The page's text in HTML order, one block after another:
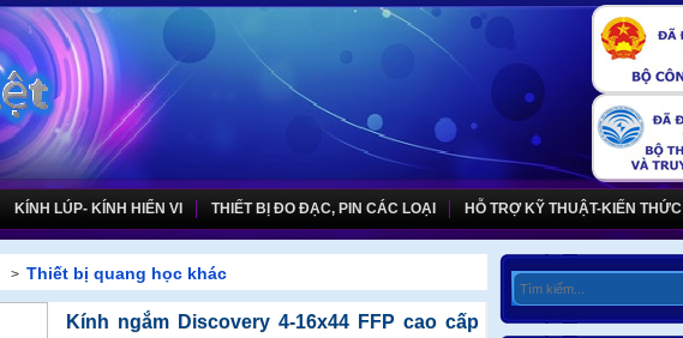
KÍNH LÚP- KÍNH HIỂN VI THIẾT BỊ ĐO ĐẠC, PIN CÁC LOẠI HỖ TRỢ KỸ THUẬT-KIẾN THỨC
> Thiết bị quang học khác
Kính ngắm Discovery 4-16x44 FFP cao cấp